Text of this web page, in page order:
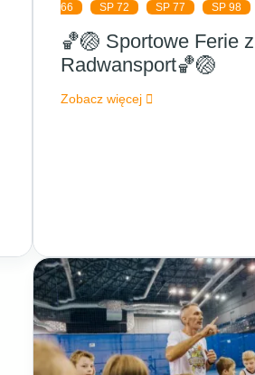
66 SP 72 SP 77 SP 98
🏀🏐 Sportowe Ferie z
Radwansport🏀🏐
Zobacz więcej